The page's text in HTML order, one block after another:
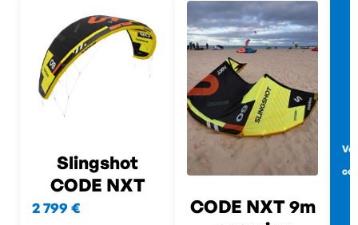
Slingshot
CODE NXT
2 799 €
CODE NXT 9m